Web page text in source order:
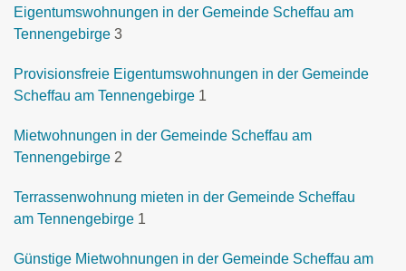
Eigentumswohnungen in der Gemeinde Scheffau am
Tennengebirge 3
Provisionsfreie Eigentumswohnungen in der Gemeinde
Scheffau am Tennengebirge 1
Mietwohnungen in der Gemeinde Scheffau am
Tennengebirge 2
Terrassenwohnung mieten in der Gemeinde Scheffau
am Tennengebirge 1
Günstige Mietwohnungen in der Gemeinde Scheffau am